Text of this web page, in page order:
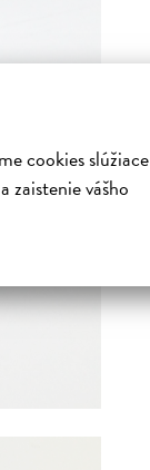
cookies slúžiace
zaistenie vášho